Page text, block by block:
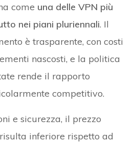
come una delle VPN più
nei piani pluriennali. Il
è trasparente, con costi
nascosti, e la politica
rende il rapporto
competitivo.
e sicurezza, il prezzo
inferiore rispetto ad